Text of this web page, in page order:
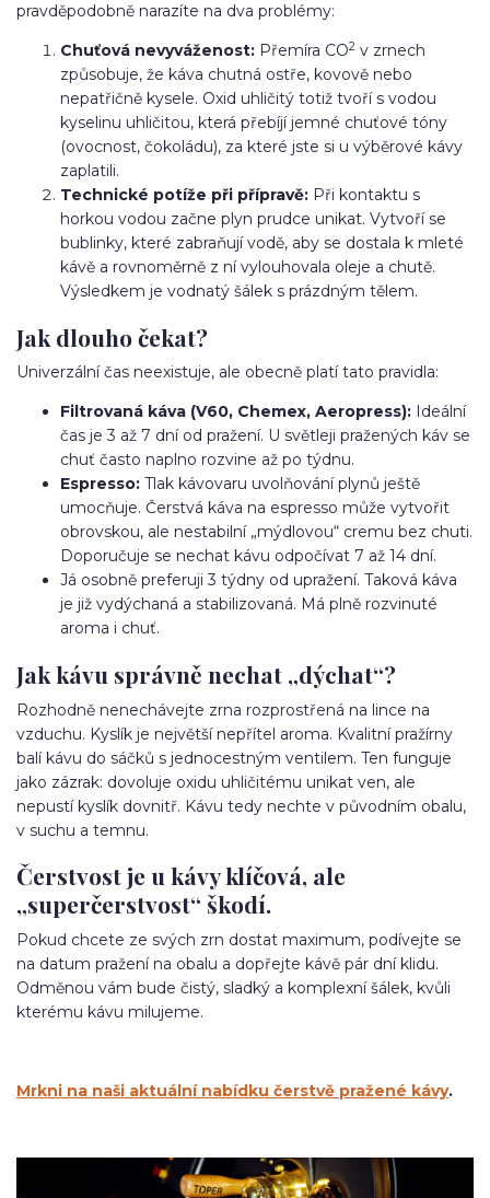
pravděpodobně narazíte na dva problémy:
Chuťová nevyváženost: Přemíra CO2 v zrnech
způsobuje, že káva chutná ostře, kovově nebo
nepatřičně kysele. Oxid uhličitý totiž tvoří s vodou
kyselinu uhličitou, která přebíjí jemné chuťové tóny
(ovocnost, čokoládu), za které jste si u výběrové kávy
zaplatili.
Technické potíže při přípravě: Při kontaktu s
horkou vodou začne plyn prudce unikat. Vytvoří se
bublinky, které zabraňují vodě, aby se dostala k mleté
kávě a rovnoměrně z ní vylouhovala oleje a chutě.
Výsledkem je vodnatý šálek s prázdným tělem.
Jak dlouho čekat?
Univerzální čas neexistuje, ale obecně platí tato pravidla:
Filtrovaná káva (V60, Chemex, Aeropress): Ideální
čas je 3 až 7 dní od pražení. U světleji pražených káv se
chuť často naplno rozvine až po týdnu.
Espresso: Tlak kávovaru uvolňování plynů ještě
umocňuje. Čerstvá káva na espresso může vytvořit
obrovskou, ale nestabilní „mýdlovou“ cremu bez chuti.
Doporučuje se nechat kávu odpočívat 7 až 14 dní.
Já osobně preferuji 3 týdny od upražení. Taková káva
je již vydýchaná a stabilizovaná. Má plně rozvinuté
aroma i chuť.
Jak kávu správně nechat „dýchat“?
Rozhodně nenechávejte zrna rozprostřená na lince na
vzduchu. Kyslík je největší nepřítel aroma. Kvalitní pražírny
balí kávu do sáčků s jednocestným ventilem. Ten funguje
jako zázrak: dovoluje oxidu uhličitému unikat ven, ale
nepustí kyslík dovnitř. Kávu tedy nechte v původním obalu,
v suchu a temnu.
Čerstvost je u kávy klíčová, ale
„superčerstvost“ škodí.
Pokud chcete ze svých zrn dostat maximum, podívejte se
na datum pražení na obalu a dopřejte kávě pár dní klidu.
Odměnou vám bude čistý, sladký a komplexní šálek, kvůli
kterému kávu milujeme.
Mrkni na naši aktuální nabídku čerstvě pražené kávy.